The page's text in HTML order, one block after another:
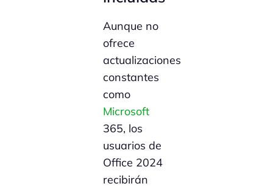
Aunque no
ofrece
actualizaciones
constantes
como
Microsoft
365, los
usuarios de
Office 2024
recibirán